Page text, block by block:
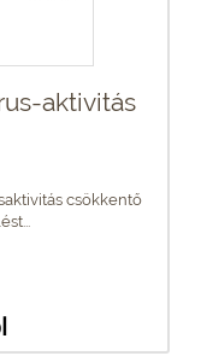
aktivitás
csökkentő